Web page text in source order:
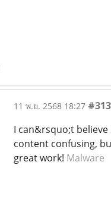
11 พ.ย. 2568 18:27
I can&rsquo;t
content confusing,
great work! Malware